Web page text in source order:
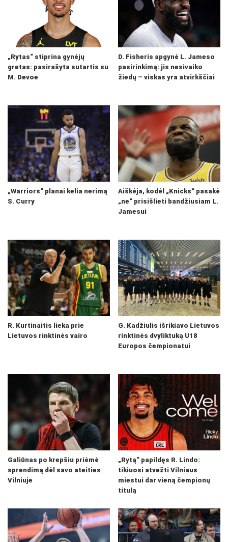
„Rytas“ stiprina gynėjų
gretas: pasirašyta sutartis su
M. Devoe
D. Fisheris apgynė L. Jameso
pasirinkimą: jis nesivaiko
žiedų – viskas yra atvirkščiai
„Warriors“ planai kelia nerimą
S. Curry
Aiškėja, kodėl „Knicks“ pasakė
„ne“ prisišlieti bandžiusiam L.
Jamesui
R. Kurtinaitis lieka prie
Lietuvos rinktinės vairo
G. Kadžiulis išrikiavo Lietuvos
rinktinės dvyliktuką U18
Europos čempionatui
Galiūnas po krepšiu priėmė
sprendimą dėl savo ateities
Vilniuje
„Rytą“ papildęs R. Lindo:
tikiuosi atvežti Vilniaus
miestui dar vieną čempionų
titulą